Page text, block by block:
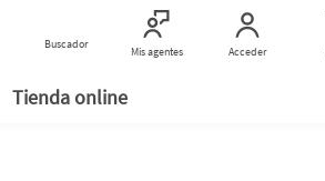
Buscador Mis agentes Acceder
Encuentranos
Buscar establecimientos
Tienda online